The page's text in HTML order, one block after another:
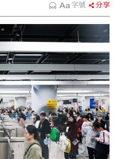
字號 分享